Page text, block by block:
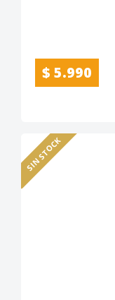
$ 5.990
SIN STOCK